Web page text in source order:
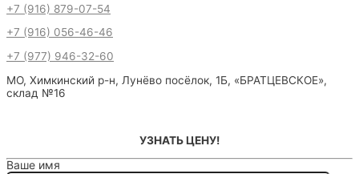
+7 (916) 879-07-54
+7 (916) 056-46-46
+7 (977) 946-32-60
МО, Химкинский р-н, Лунёво посёлок, 1Б, «БРАТЦЕВСКОЕ»,
склад №16
УЗНАТЬ ЦЕНУ!
Ваше имя